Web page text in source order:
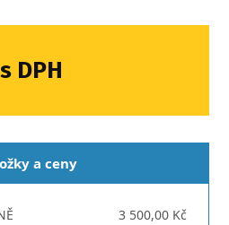
DPH
a ceny
3 500,00 Kč